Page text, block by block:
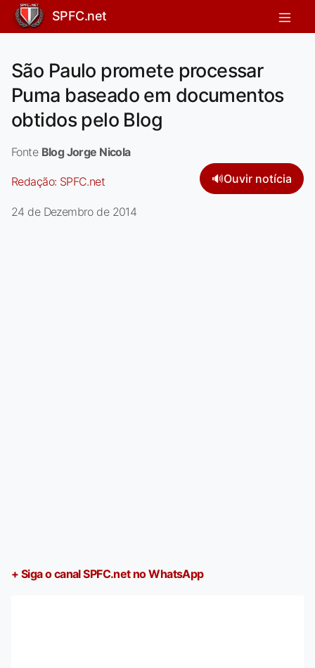
SPFC.net
São Paulo promete processar
Puma baseado em documentos
obtidos pelo Blog
Fonte Blog Jorge Nicola
Redação: SPFC.net 🔊Ouvir notícia
24 de Dezembro de 2014
+ Siga o canal SPFC.net no WhatsApp